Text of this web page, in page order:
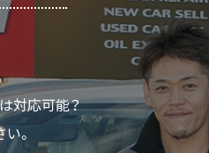
対応可能？
。